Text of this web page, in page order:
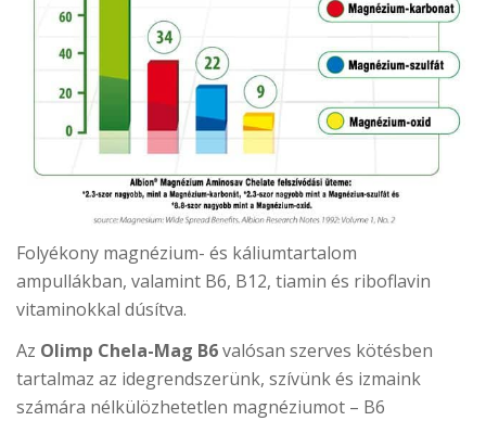
Folyékony magnézium- és káliumtartalom
ampullákban, valamint B6, B12, tiamin és riboflavin
vitaminokkal dúsítva.
Az Olimp Chela-Mag B6valósan szerves kötésben
tartalmaz az idegrendszerünk, szívünk és izmaink
számára nélkülözhetetlen magnéziumot – B6